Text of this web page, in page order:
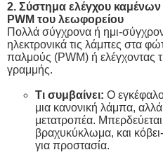
2. Σύστημα ελέγχου
PWM του λεωφορείου
Πολλά σύγχρονα ή ημι-
ηλεκτρονικά τις λάμπες στα
παλμούς (PWM) ή ελέγχοντας
γραμμής.
Τι συμβαίνει: Ο
μια κανονική λάμπα,
μετατροπέα.
βραχυκύκλωμα, και
για προστασία.